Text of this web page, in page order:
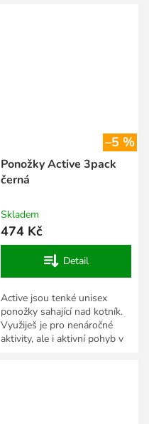
–5 %
Ponožky Active 3pack
černá
Skladem
474 Kč
Detail
Active jsou tenké unisex
ponožky sahající nad kotník.
Využiješ je pro nenáročné
aktivity, ale i aktivní pohyb v